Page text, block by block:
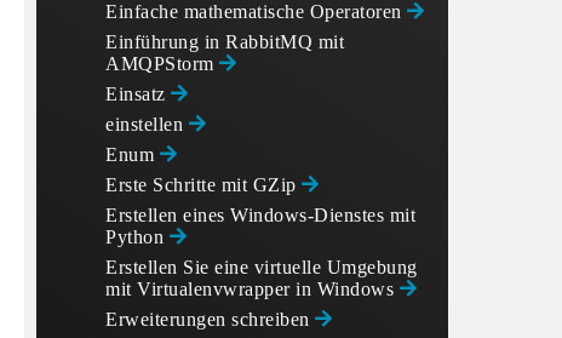
Einfache mathematische Operatoren
Einführung in RabbitMQ mit
AMQPStorm
Einsatz
einstellen
Enum
Erste Schritte mit GZip
Erstellen eines Windows-Dienstes mit
Python
Erstellen Sie eine virtuelle Umgebung
mit Virtualenvwrapper in Windows
Erweiterungen schreiben